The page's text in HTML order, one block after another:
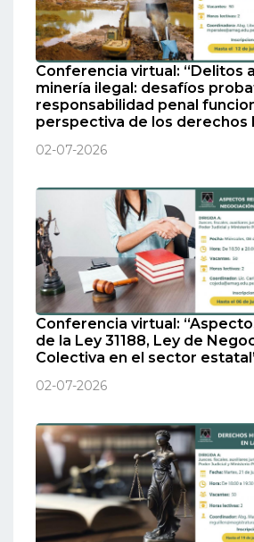
Conferencia virtual: “Delitos
minería ilegal: desafíos
responsabilidad penal
perspectiva de los derechos
02-07-2026
Conferencia virtual:
de la Ley 31188, Ley de
Colectiva en el sector
02-07-2026